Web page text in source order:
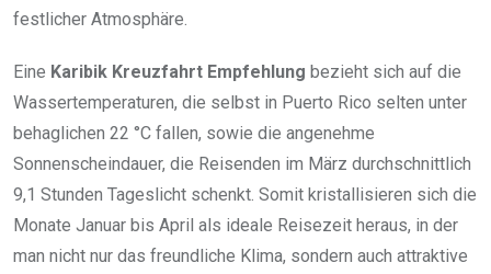
festlicher Atmosphäre.
Eine Karibik Kreuzfahrt Empfehlung bezieht sich auf die
Wassertemperaturen, die selbst in Puerto Rico selten unter
behaglichen 22 °C fallen, sowie die angenehme
Sonnenscheindauer, die Reisenden im März durchschnittlich
9,1 Stunden Tageslicht schenkt. Somit kristallisieren sich die
Monate Januar bis April als ideale Reisezeit heraus, in der
man nicht nur das freundliche Klima, sondern auch attraktive